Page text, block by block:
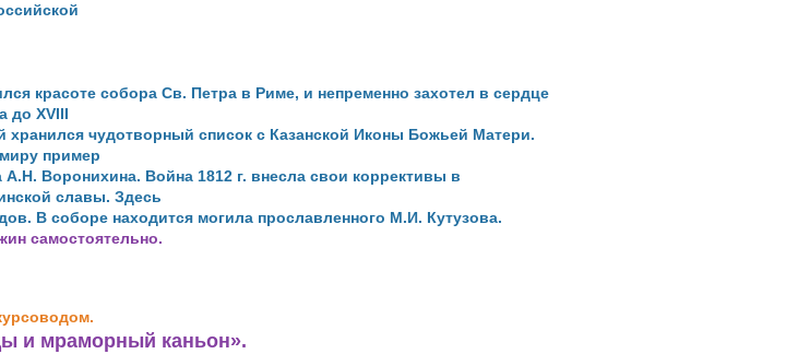
красоте собора Св. Петра в Риме, и непременно захотел в сердце
до XVIII
чудотворный список с Казанской Иконы Божьей Матери.
пример
А.Н. Воронихина. Война 1812 г. внесла свои коррективы в
славы. Здесь
В соборе находится могила прославленного М.И. Кутузова.
самостоятельно.
и мраморный каньон».